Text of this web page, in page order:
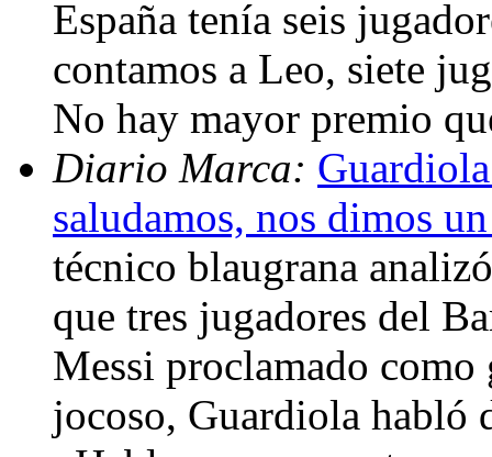
España tenía seis
contamos a Leo, siete
No hay mayor premio
Diario Marca:
saludamos, nos dimos
técnico blaugrana
que tres jugadores del
Messi proclamado
jocoso, Guardiola habló